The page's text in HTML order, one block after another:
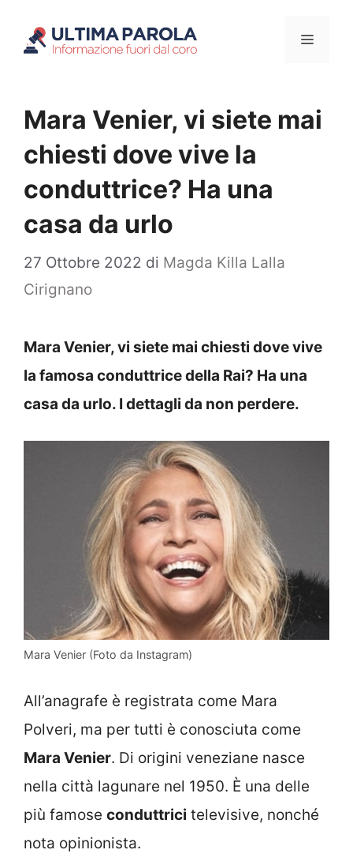
Menu
Mara Venier, vi siete mai
chiesti dove vive la
conduttrice? Ha una
casa da urlo
27 Ottobre 2022 di Magda Killa Lalla
Cirignano
Mara Venier, vi siete mai chiesti dove vive
la famosa conduttrice della Rai? Ha una
casa da urlo. I dettagli da non perdere.
Mara Venier (Foto da Instagram)
All’anagrafe è registrata come Mara
Polveri, ma per tutti è conosciuta come
Mara Venier. Di origini veneziane nasce
nella città lagunare nel 1950. È una delle
più famose conduttrici televisive, nonché
nota opinionista.